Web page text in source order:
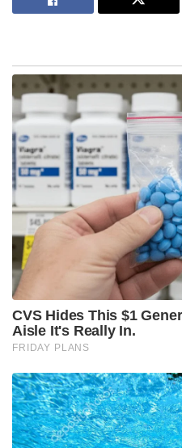
പ്രവർത്തിച്ച ഒരു
ഉയർത്താനുള്ള
ശ്യാമ പ്രസാദ്
സർക്കാരും
ദേശീയഗീതം
ഇദ്ദേഹത്തെ അറസ്റ്റ്
വെച്ച് മാപ്പ് പറയാൻ
കോടതിമുറിയിൽ വീണ്ടും
പ്രതിഷേധിച്ചത് ഇന്ത്യ
ചരിത്രമാണ്.
Stories you may like
നാട്ടിലേക്ക് വണ്ടി കിട്ടും
ഓണസമ്മാനവുമായി
സർവീസുകൾ പ്രഖ്യാപിച്ചു!
നന്ദി എൻ്റെ സുഹൃത്തേ,
പ്രതികരണവുമായി
1980-ൽ ബിജെപി